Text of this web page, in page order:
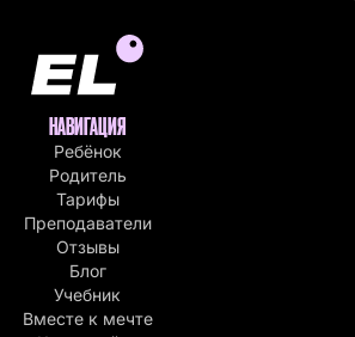
НАВИГАЦИЯ
Ребёнок
Родитель
Тарифы
Преподаватели
Отзывы
Блог
Учебник
Вместе к мечте